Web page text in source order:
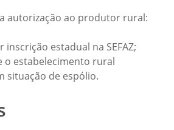
autorização ao produtor rural:
inscrição estadual na SEFAZ;
o estabelecimento rural
situação de espólio.